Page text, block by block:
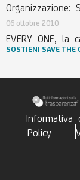
Organizzazione:
06 ottobre 2010
EVERY ONE, la
mortalità
SOSTIENI SAVE THE
Informativa
Policy